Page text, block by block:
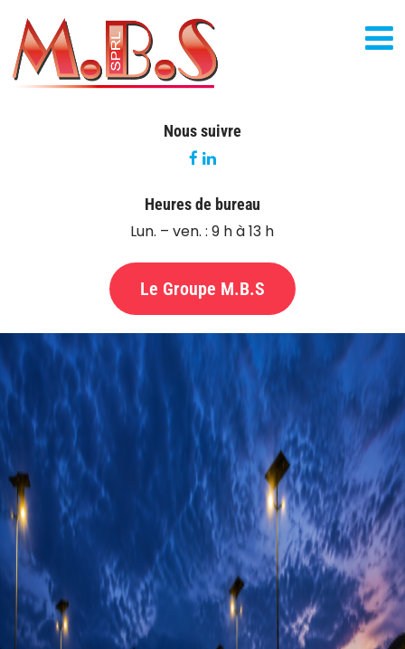
Nous suivre
Heures de bureau
Lun. – ven. : 9 h à 13 h
Le Groupe M.B.S